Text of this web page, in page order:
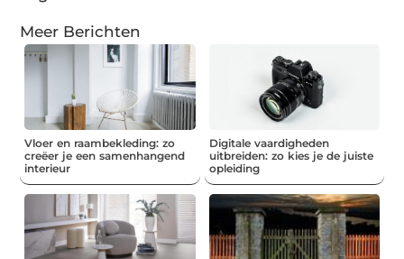
Meer Berichten
Vloer en raambekleding: zo
creëer je een samenhangend
interieur
Digitale vaardigheden
uitbreiden: zo kies je de juiste
opleiding